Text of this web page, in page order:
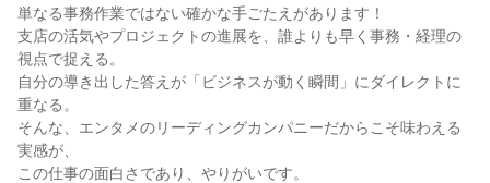
単なる事務作業ではない確かな手ごたえがあります！
支店の活気やプロジェクトの進展を、誰よりも早く事務・経理の
視点で捉える。
自分の導き出した答えが「ビジネスが動く瞬間」にダイレクトに
重なる。
そんな、エンタメのリーディングカンパニーだからこそ味わえる
実感が、
この仕事の面白さであり、やりがいです。